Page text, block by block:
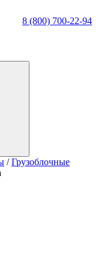
8 (800) 700-22-94
/ Грузоблочные